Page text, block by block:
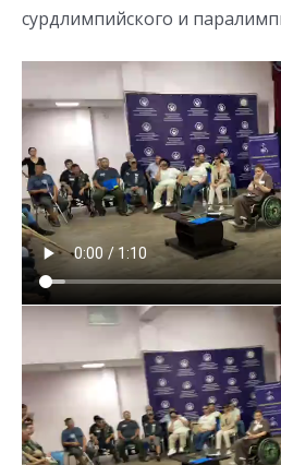
сурдлимпийского и